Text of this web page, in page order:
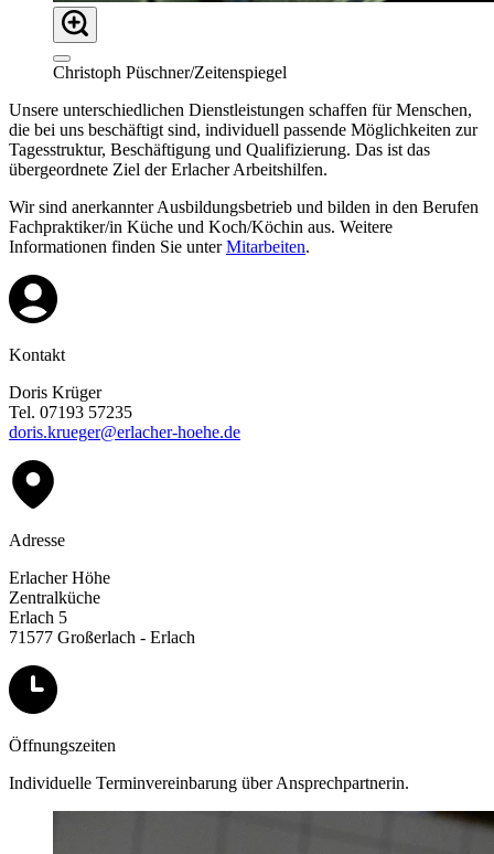
Christoph Püschner/Zeitenspiegel
Unsere unterschiedlichen Dienstleistungen schaffen für Menschen,
die bei uns beschäftigt sind, individuell passende Möglichkeiten zur
Tagesstruktur, Beschäftigung und Qualifizierung. Das ist das
übergeordnete Ziel der Erlacher Arbeitshilfen.
Wir sind anerkannter Ausbildungsbetrieb und bilden in den Berufen
Fachpraktiker/in Küche und Koch/Köchin aus. Weitere
Informationen finden Sie unterMitarbeiten.
Kontakt
Doris Krüger
Tel. 07193 57235
doris.krueger@erlacher-hoehe.de
Adresse
Erlacher Höhe
Zentralküche
Erlach 5
71577 Großerlach - Erlach
Öffnungszeiten
Individuelle Terminvereinbarung über Ansprechpartnerin.